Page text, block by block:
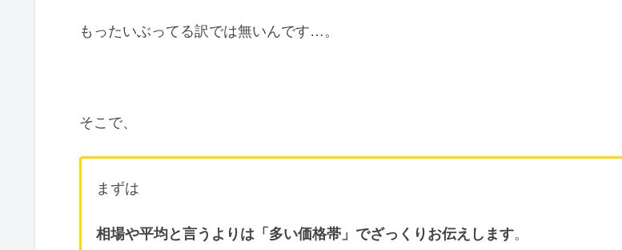
もったいぶってる訳では無いんです…。
そこで、
まずは
相場や平均と言うよりは「多い価格帯」でざっくりお伝えします。